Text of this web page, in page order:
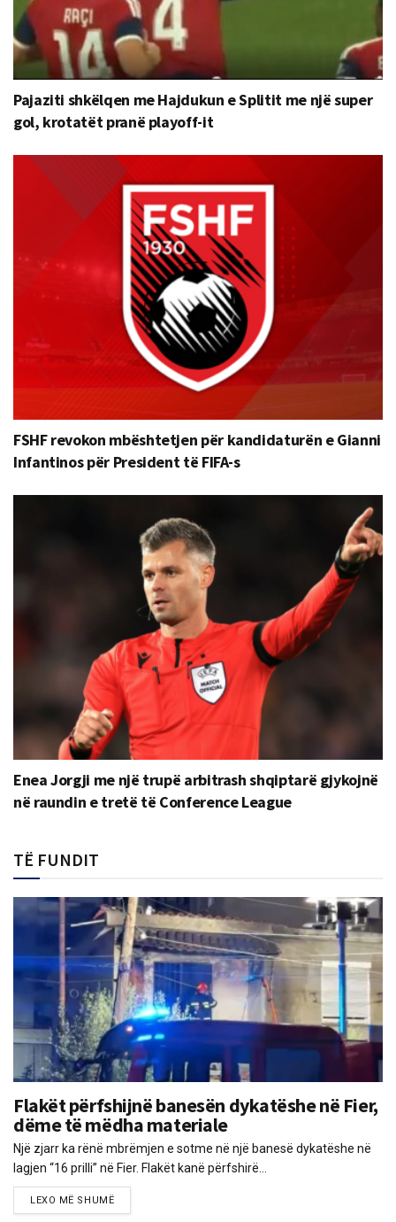
Pajaziti shkëlqen me Hajdukun e Splitit me një super
gol, krotatët pranë playoff-it
FSHF revokon mbështetjen për kandidaturën e Gianni
Infantinos për President të FIFA-s
Enea Jorgji me një trupë arbitrash shqiptarë gjykojnë
në raundin e tretë të Conference League
TË FUNDIT
Flakët përfshijnë banesën dykatëshe në Fier,
dëme të mëdha materiale
Një zjarr ka rënë mbrëmjen e sotme në një banesë dykatëshe në
lagjen “16 prilli” në Fier. Flakët kanë përfshirë...
LEXO MË SHUMË